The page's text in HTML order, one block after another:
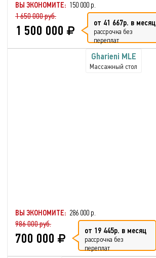
ВЫ ЭКОНОМИТЕ: 150 000 р.
1 650 000 руб.
1 500 000 от 41 667р. в месяц
рассрочка без
переплат
Gharieni MLE
Массажный стол
ВЫ ЭКОНОМИТЕ: 286 000 р.
986 000 руб.
700 000 от 19 445р. в месяц
рассрочка без
переплат